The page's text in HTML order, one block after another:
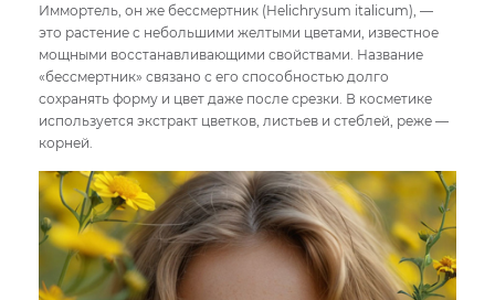
Иммортель, он же бессмертник (Helichrysum italicum), —
это растение с небольшими желтыми цветами, известное
мощными восстанавливающими свойствами. Название
«бессмертник» связано с его способностью долго
сохранять форму и цвет даже после срезки. В косметике
используется экстракт цветков, листьев и стеблей, реже —
корней.